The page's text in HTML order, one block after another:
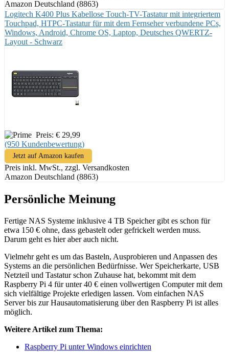
Amazon Deutschland (8863)
Logitech K400 Plus Kabellose Touch-TV-Tastatur mit integriertem
Touchpad, HTPC-Tastatur für mit dem Fernseher verbundene PCs,
Windows, Android, Chrome OS, Laptop, Deutsches QWERTZ-
Layout - Schwarz
Preis: € 29,99
(950 Kundenbewertung)
Jetzt auf Amazon kaufen
Preis inkl. MwSt., zzgl. Versandkosten
Amazon Deutschland (8863)
Persönliche Meinung
Fertige NAS Systeme inklusive 4 TB Speicher gibt es schon für
etwa 150 € ohne, dass gebastelt oder gefrickelt werden muss.
Darum geht es hier aber auch nicht.
Vielmehr geht es um das Basteln, Ausprobieren und Anpassen des
Systems an die persönlichen Bedürfnisse. Wer Speicherkarte, USB
Netzteil und Tastatur schon Zuhause hat, bekommt mit dem
Raspberry Pi 4 für unter 40 € einen vollwertigen Computer mit dem
sich vielfältige Projekte erledigen lassen. Vom einfachen NAS
Server bis zur Hausautomatisierung über den Raspberry Pi ist alles
möglich.
Weitere Artikel zum Thema:
Raspberry Pi unter Windows einrichten